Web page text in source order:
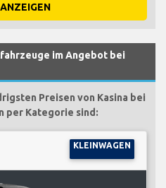
im Angebot bei
Preisen von Kasina bei
per Kategorie sind:
KLEINWAGEN